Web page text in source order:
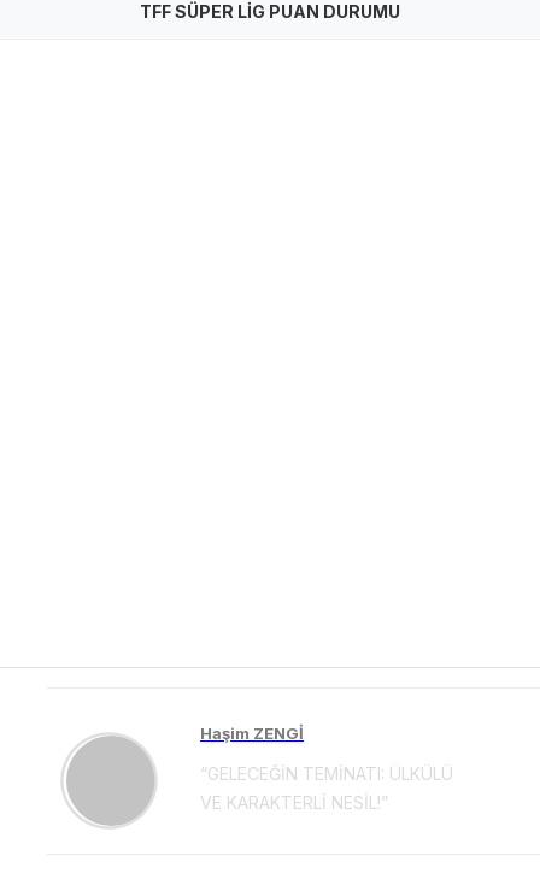
TFF SÜPER LİG PUAN DURUMU
Haşim ZENGİ
“GELECEĞİN TEMİNATI: ÜLKÜLÜ
VE KARAKTERLİ NESİL!”